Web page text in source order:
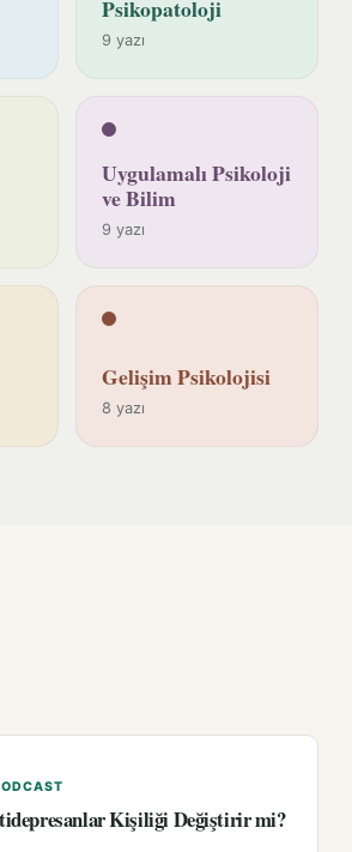
Psikopatoloji
9 yazı
Uygulamalı Psikoloji
ve Bilim
9 yazı
Gelişim Psikolojisi
8 yazı
Kişiliği Değiştirir mi?